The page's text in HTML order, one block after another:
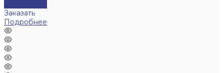
Заказать
Подробнее